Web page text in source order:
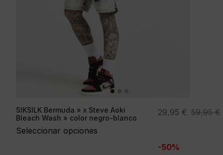
SIKSILK Bermuda » x Steve Aoki
Bleach Wash » color negro-blanco
Seleccionar opciones
59,95€
El
era:
29,95 €
El
es:
-50%